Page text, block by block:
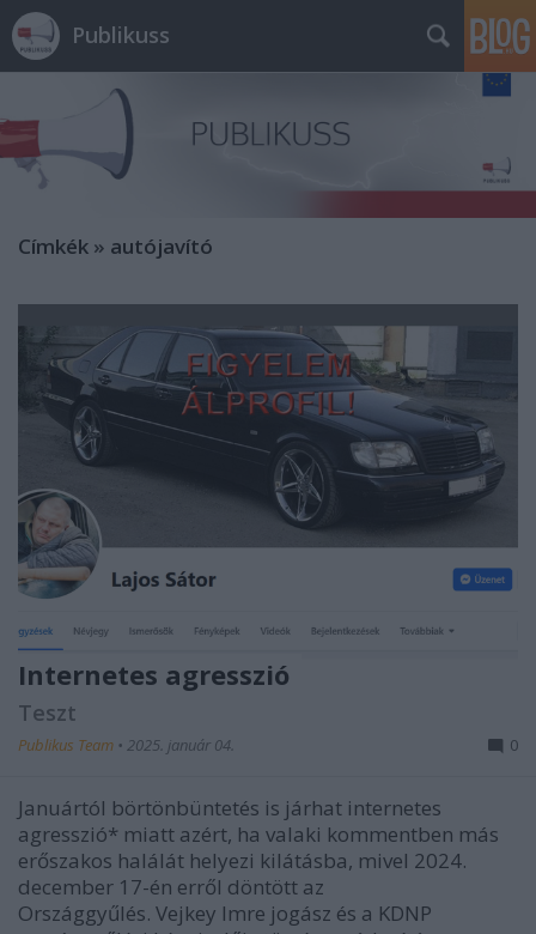
Publikuss
Címkék » autójavító
Internetes agresszió
Teszt
Publikus Team • 2025. január 04. 0
Januártól börtönbüntetés is járhat internetes
agresszió* miatt azért, ha valaki kommentben más
erőszakos halálát helyezi kilátásba, mivel 2024.
december 17-én erről döntött az
Országgyűlés. Vejkey Imre jogász és a KDNP